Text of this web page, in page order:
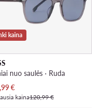
kaina
nuo saulės · Ruda
kaina
€
kaina120,99 €